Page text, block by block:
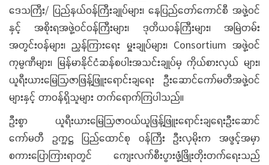
ဒေသကြီး/ ပြည်နယ်ဝန်ကြီးချုပ်များ၊ နေပြည်တော်ကောင်စီ အဖွဲ့ဝင်
နှင့် အစိုးရအဖွဲ့ဝင်ဝန်ကြီးများ၊ ဒုတိယဝန်ကြီးများ၊ အမြဲတမ်း
အတွင်းဝန်များ၊ ညွှန်ကြားရေး မှူးချုပ်များ၊ Consortium အဖွဲ့ဝင်
ကုမ္ပဏီများ၊ မြန်မာနိုင်ငံဆန်စပါးအသင်းချုပ်မှ ကိုယ်စားလှယ် များ၊
ယူရီးယားမြေဩဇာဖြန့်ဖြူးရောင်းချရေး ဦးဆောင်ကော်မတီအဖွဲ့ဝင်
များနှင့် တာဝန်ရှိသူများ တက်ရောက်ကြပါသည်။
ဦးစွာ ယူရီးယားမြေဩဇာဝယ်ယူဖြန့်ဖြူးရောင်းချရေးဦးဆောင်
ကော်မတီ ဥက္ကဋ္ဌ ပြည်ထောင်စု ဝန်ကြီး ဦးလှမိုးက အဖွင့်အမှာ
စကားပြောကြားရာတွင် ကျေးလက်စီးပွားဖွံ့ဖြိုးတိုးတက်ရေးသည်